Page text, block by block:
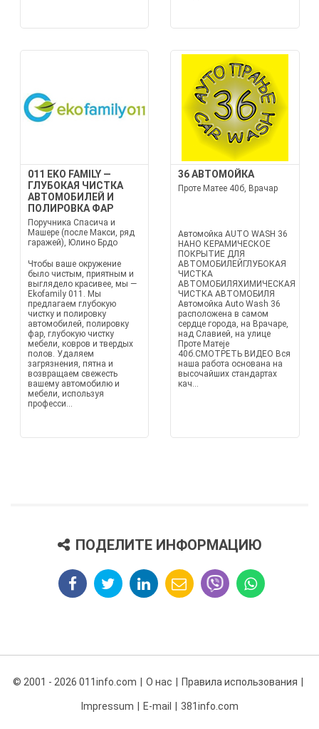
011 EKO FAMILY —
ГЛУБОКАЯ ЧИСТКА
АВТОМОБИЛЕЙ И
ПОЛИРОВКА ФАР
Поручника Спасича и
Машере (после Макси, ряд
гаражей), Юлино Брдо
Чтобы ваше окружение
было чистым, приятным и
выглядело красивее, мы —
Ekofamily 011. Мы
предлагаем глубокую
чистку и полировку
автомобилей, полировку
фар, глубокую чистку
мебели, ковров и твердых
полов. Удаляем
загрязнения, пятна и
возвращаем свежесть
вашему автомобилю и
мебели, используя
професси...
36 АВТОМОЙКА
Проте Матее 40б, Врачар
Автомойка AUTO WASH 36
НАНО КЕРАМИЧЕСКОЕ
ПОКРЫТИЕ ДЛЯ
АВТОМОБИЛЕЙГЛУБОКАЯ
ЧИСТКА
АВТОМОБИЛЯХИМИЧЕСКАЯ
ЧИСТКА АВТОМОБИЛЯ
Автомойка Auto Wash 36
расположена в самом
сердце города, на Врачаре,
над Славией, на улице
Проте Матеје
40б.СМОТРЕТЬ ВИДЕО Вся
наша работа основана на
высочайших стандартах
кач...
ПОДЕЛИТЕ ИНФОРМАЦИЮ
© 2001 - 2026 011info.com О нас Правила использования
Impressum E-mail 381info.com